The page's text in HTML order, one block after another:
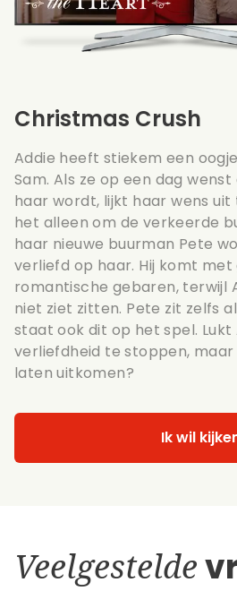
Christmas Crush
Addie heeft stiekem een
Sam. Als ze op een dag
haar wordt, lijkt haar wens uit
het alleen om de verkeerde
haar nieuwe buurman Pete
verliefd op haar. Hij komt
romantische gebaren, terwijl
niet ziet zitten. Pete zit zelfs
staat ook dit op het spel. Lukt
verliefdheid te stoppen,
laten uitkomen?
Ik wil
Veelgestelde